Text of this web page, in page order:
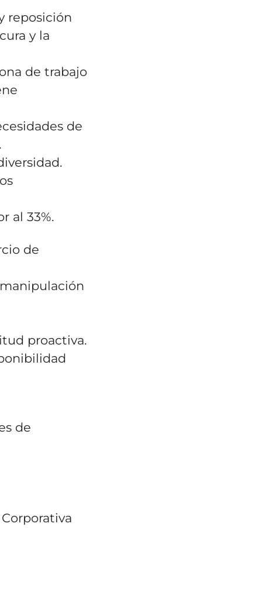
reposición
y la
de trabajo
de
al 33%.
de
proactiva.
de